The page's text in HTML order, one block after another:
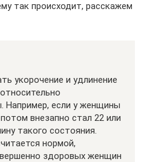
так происходит, расскажем
укорочение и удлинение
Например, если у женщины
внезапно стал 22 или
такого состояния.
нормой,
здоровых женщин